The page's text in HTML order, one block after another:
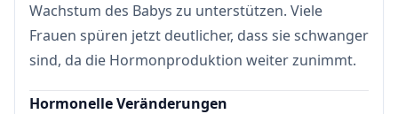
Wachstum des Babys zu unterstützen. Viele
Frauen spüren jetzt deutlicher, dass sie schwanger
sind, da die Hormonproduktion weiter zunimmt.
Hormonelle Veränderungen